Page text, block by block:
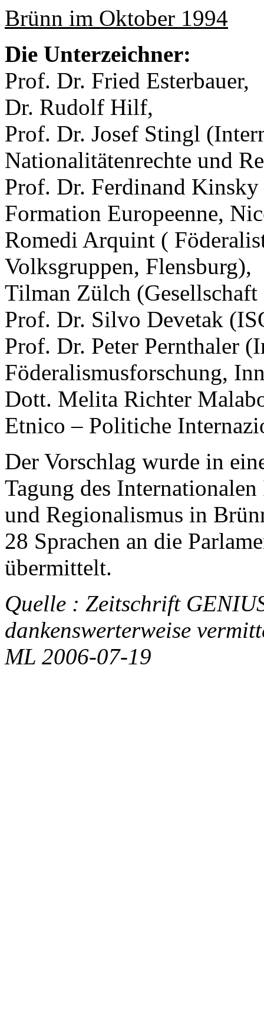
Brünn im Oktober 1994
Die Unterzeichner:
Prof. Dr. Fried Esterbauer,
Dr. Rudolf Hilf,
Prof. Dr. Josef Stingl
Nationalitätenrechte und
Prof. Dr. Ferdinand
Formation Europeenne,
Romedi Arquint (
Volksgruppen, Flensburg),
Tilman Zülch
Prof. Dr. Silvo Devetak
Prof. Dr. Peter Pernthaler
Föderalismusforschung,
Dott. Melita Richter
Etnico – Politiche
Der Vorschlag wurde in
Tagung des
und Regionalismus in
28 Sprachen an die
übermittelt.
Quelle : Zeitschrift
dankenswerterweise
ML 2006-07-19